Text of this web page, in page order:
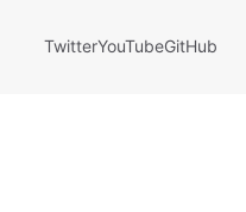
TwitterYouTubeGitHub